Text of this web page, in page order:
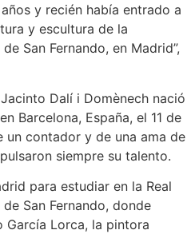
y recién había entrado a
y escultura de la
San Fernando, en Madrid ,
Dalí i Domènech nació
Barcelona, España, el 11 de
un contador y de una ama de
siempre su talento.
para estudiar en la Real
San Fernando, donde
García Lorca, la pintora